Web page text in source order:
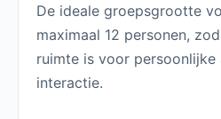
De ideale groepsgrootte
maximaal 12 personen,
ruimte is voor persoonlijke
interactie.